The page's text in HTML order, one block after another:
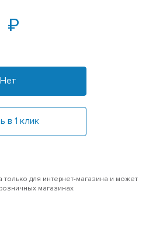
Нет
в 1 клик
только для интернет-магазина и может
магазинах